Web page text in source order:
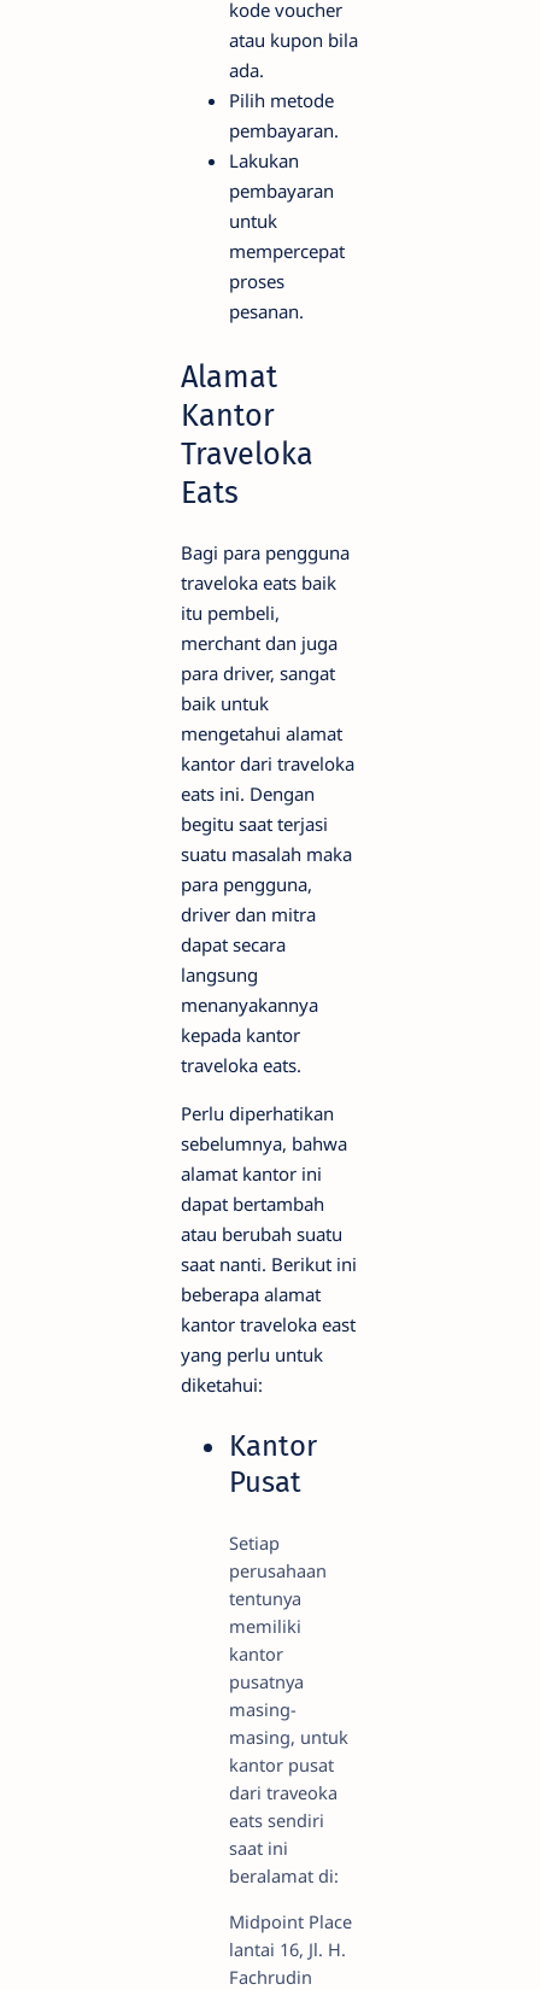
kode voucher
atau kupon bila
ada.
Pilih metode
pembayaran.
Lakukan
pembayaran
untuk
mempercepat
proses
pesanan.
Alamat
Kantor
Traveloka
Eats
Bagi para pengguna
traveloka eats baik
itu pembeli,
merchant dan juga
para driver, sangat
baik untuk
mengetahui alamat
kantor dari traveloka
eats ini. Dengan
begitu saat terjasi
suatu masalah maka
para pengguna,
driver dan mitra
dapat secara
langsung
menanyakannya
kepada kantor
traveloka eats.
Perlu diperhatikan
sebelumnya, bahwa
alamat kantor ini
dapat bertambah
atau berubah suatu
saat nanti. Berikut ini
beberapa alamat
kantor traveloka east
yang perlu untuk
diketahui:
Kantor
Pusat
Setiap
perusahaan
tentunya
memiliki
kantor
pusatnya
masing-
masing, untuk
kantor pusat
dari traveoka
eats sendiri
saat ini
beralamat di:
Midpoint Place
lantai 16, Jl. H.
Fachrudin